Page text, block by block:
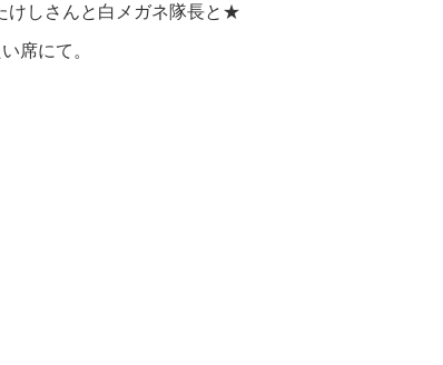
けしさんと白メガネ隊長と★
席にて。